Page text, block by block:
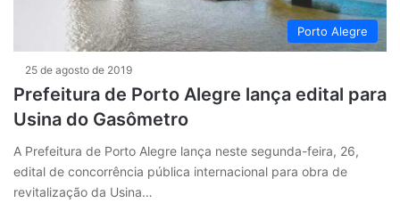
Porto Alegre
25 de agosto de 2019
Prefeitura de Porto Alegre lança edital para
Usina do Gasômetro
A Prefeitura de Porto Alegre lança neste segunda-feira, 26,
edital de concorrência pública internacional para obra de
revitalização da Usina…